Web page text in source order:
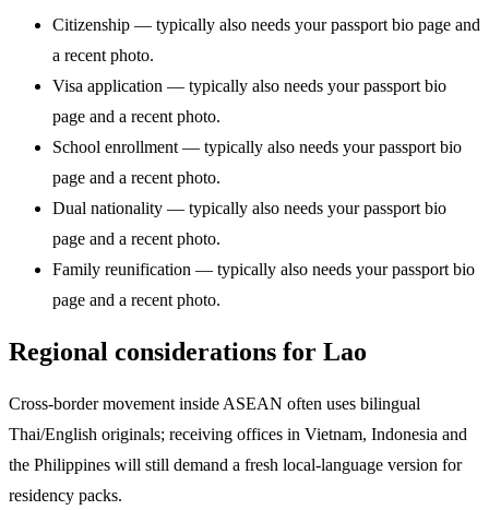
Citizenship — typically also needs your passport bio page and
a recent photo.
Visa application — typically also needs your passport bio
page and a recent photo.
School enrollment — typically also needs your passport bio
page and a recent photo.
Dual nationality — typically also needs your passport bio
page and a recent photo.
Family reunification — typically also needs your passport bio
page and a recent photo.
Regional considerations for Lao
Cross-border movement inside ASEAN often uses bilingual
Thai/English originals; receiving offices in Vietnam, Indonesia and
the Philippines will still demand a fresh local-language version for
residency packs.